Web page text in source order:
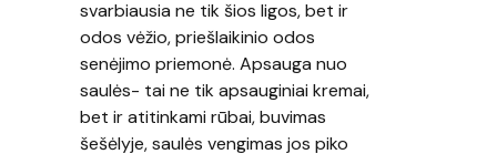
svarbiausia ne tik šios ligos, bet ir
odos vėžio, priešlaikinio odos
senėjimo priemonė. Apsauga nuo
saulės- tai ne tik apsauginiai kremai,
bet ir atitinkami rūbai, buvimas
šešėlyje, saulės vengimas jos piko